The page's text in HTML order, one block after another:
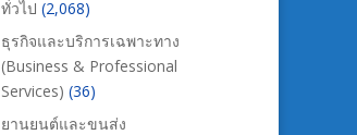
ทั่วไป (2,068)
ธุรกิจและบริการเฉพาะทาง
(Business & Professional
Services) (36)
ยานยนต์และขนส่ง